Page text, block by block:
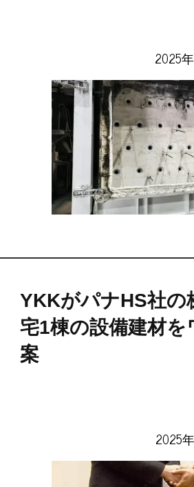
2025
YKKがパナHS社の
宅1棟の設備建材
案
2025